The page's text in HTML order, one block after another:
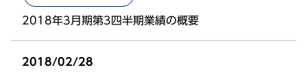
2018年3月期第3四半期業績の概要
2018/02/28